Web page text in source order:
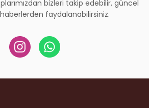
bizleri takip edebilir, güncel
faydalanabilirsiniz.